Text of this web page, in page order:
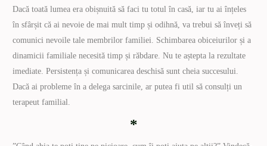
Dacă toată lumea era obișnuită să faci tu totul în casă, iar tu ai înțeles
în sfârșit că ai nevoie de mai mult timp și odihnă, va trebui să înveți să
comunici nevoile tale membrilor familiei. Schimbarea obiceiurilor și a
dinamicii familiale necesită timp și răbdare. Nu te aștepta la rezultate
imediate. Persistența și comunicarea deschisă sunt cheia succesului.
Dacă ai probleme în a delega sarcinile, ar putea fi util să consulți un
terapeut familial.
*